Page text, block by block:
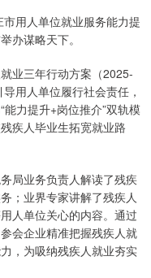
用人单位就业服务能力提
办谋略天下。
业三年行动方案（2025-
用人单位履行社会责任，
力提升+岗位推介”双轨模
疾人毕业生拓宽就业路
局业务负责人解读了残疾
；业界专家讲解了残疾人
人单位关心的内容。通过
会企业精准把握残疾人就
，为吸纳残疾人就业夯实